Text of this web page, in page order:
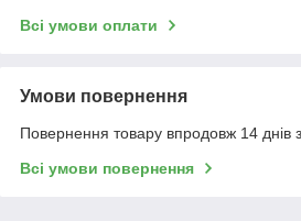
Всі умови оплати
Умови повернення
Повернення товару впродовж 14 днів
Всі умови повернення